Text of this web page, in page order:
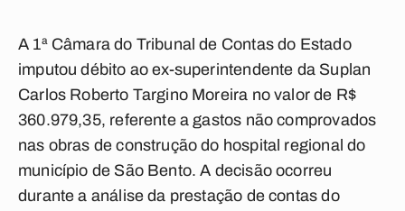
A 1ª Câmara do Tribunal de Contas do Estado
imputou débito ao ex-superintendente da Suplan
Carlos Roberto Targino Moreira no valor de R$
360.979,35, referente a gastos não comprovados
nas obras de construção do hospital regional do
município de São Bento. A decisão ocorreu
durante a análise da prestação de contas do